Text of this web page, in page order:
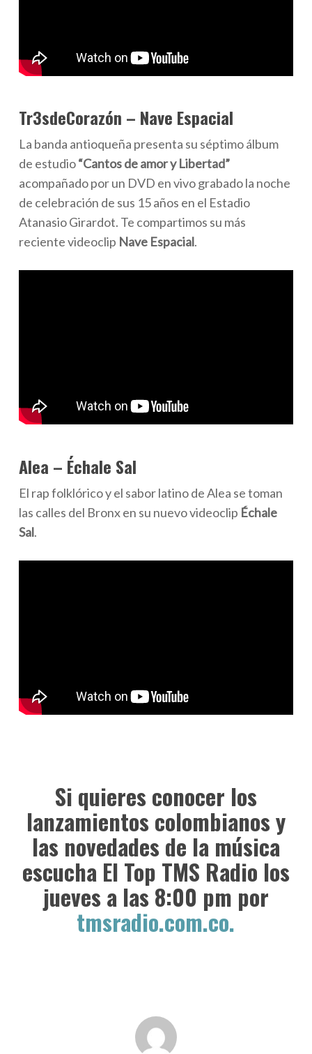
Tr3sdeCorazón – Nave Espacial
La banda antioqueña presenta su séptimo álbum
de estudio“Cantos de amor y Libertad”
acompañado por un DVD en vivo grabado la noche
de celebración de sus 15 años en el Estadio
Atanasio Girardot. Te compartimos su más
reciente videoclip Nave Espacial.
Alea – Échale Sal
El rap folklórico y el sabor latino de Alea se toman
las calles del Bronx en su nuevo videoclip Échale
Sal.
Si quieres conocer los
lanzamientos colombianos y
las novedades de la música
escucha El Top TMS Radio los
jueves a las 8:00 pm por
tmsradio.com.co.